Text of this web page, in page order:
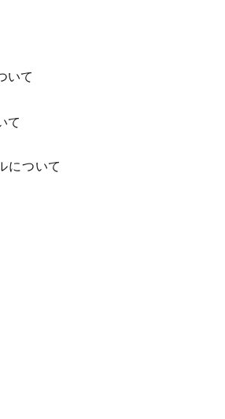
いて
て
について